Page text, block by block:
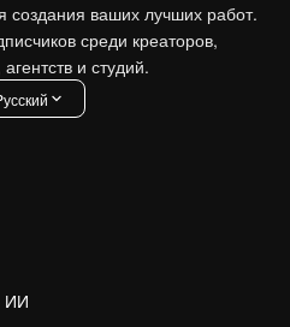
ваших лучших работ.
среди креаторов,
и студий.
ИИ